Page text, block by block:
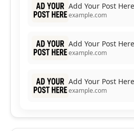
Add Your Post Here
example.com
Add Your Post Here
example.com
Add Your Post Here
example.com